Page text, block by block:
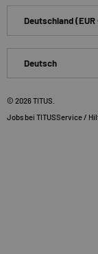
Deutschland (EUR
Deutsch
© 2026TITUS
Jobs bei TITUSService /